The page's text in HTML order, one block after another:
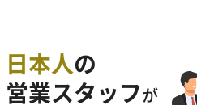
日本人 の
営業スタッフ が